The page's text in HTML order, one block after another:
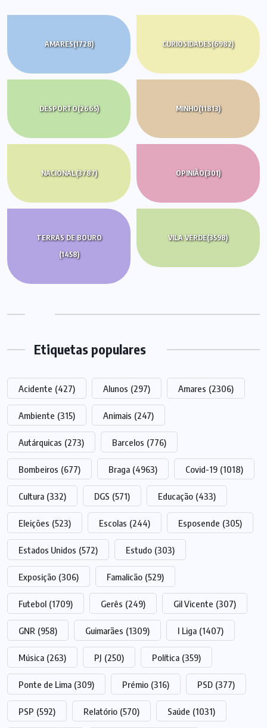
AMARES(1728) CURIOSIDADES(6982)
DESPORTO(2665) MINHO(11813)
NACIONAL(3787) OPINIÃO(301)
TERRAS DE BOURO
(1458)
VILA VERDE(3598)
Etiquetas populares
Acidente (427) Alunos (297) Amares (2306)
Ambiente (315) Animais (247)
Autárquicas (273) Barcelos (776)
Bombeiros (677) Braga (4963) Covid-19 (1018)
Cultura (332) DGS (571) Educação (433)
Eleições (523) Escolas (244) Esposende (305)
Estados Unidos (572) Estudo (303)
Exposição (306) Famalicão (529)
Futebol (1709) Gerês (249) Gil Vicente (307)
GNR (958) Guimarães (1309) I Liga (1407)
Música (263) PJ (250) Política (359)
Ponte de Lima (309) Prémio (316) PSD (377)
PSP (592) Relatório (570) Saúde (1031)